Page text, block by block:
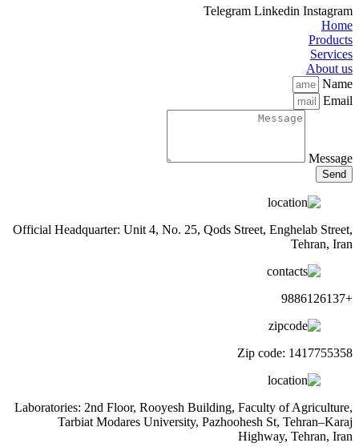
Telegram Linkedin Instagram
Home
Products
Services
About us
Name
Email
Message
Send
Official Headquarter: Unit 4, No. 25, Qods Street, Enghelab Street,
Tehran, Iran
+9886126137
Zip code: 1417755358
Laboratories: 2nd Floor, Rooyesh Building, Faculty of Agriculture,
Tarbiat Modares University, Pazhoohesh St, Tehran–Karaj
Highway, Tehran, Iran